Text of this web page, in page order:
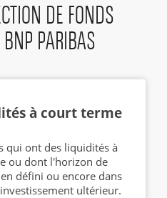
DE FONDS
PARIBAS
à court terme
qui ont des liquidités à
ou dont l'horizon de
défini ou encore dans
ultérieur.